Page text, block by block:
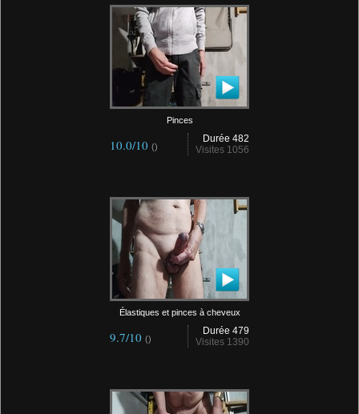
Pinces
Durée 482
Visites 1056
10.0/10 ()
Élastiques et pinces à cheveux
Durée 479
Visites 1390
9.7/10 ()